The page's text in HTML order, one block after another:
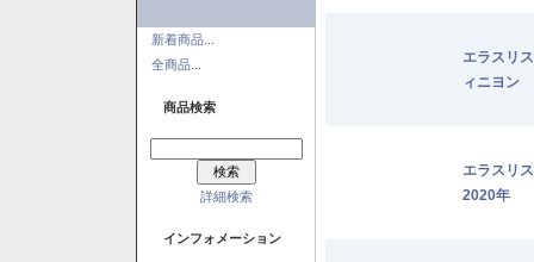
新着商品...
全商品...
商品検索
詳細検索
インフォメーション
エラスリ
ィニヨン
エラスリ
2020年